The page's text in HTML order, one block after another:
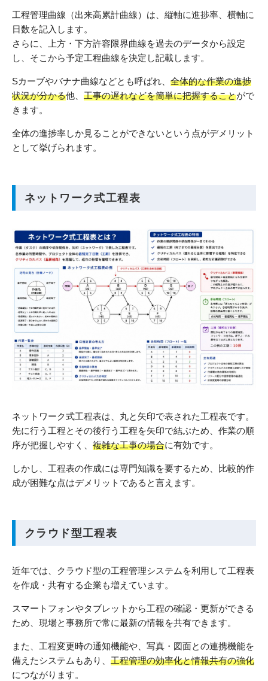
工程管理曲線（出来高累計曲線）は、縦軸に進捗率、横軸に
日数を記入します。
さらに、上方・下方許容限界曲線を過去のデータから設定
し、そこから予定工程曲線を決定し記載します。
Sカーブやバナナ曲線などとも呼ばれ、 全体的な作業の進捗
状況が分かる他、 工事の遅れなどを簡単に把握することがで
きます。
全体の進捗率しか見ることができないという点がデメリット
として挙げられます。
ネットワーク式工程表
ネットワーク式工程表は、丸と矢印で表された工程表です。
先に行う工程とその後行う工程を矢印で結ぶため、作業の順
序が把握しやすく、 複雑な工事の場合に有効です。
しかし、工程表の作成には専門知識を要するため、比較的作
成が困難な点はデメリットであると言えます。
クラウド型工程表
近年では、クラウド型の工程管理システムを利用して工程表
を作成・共有する企業も増えています。
スマートフォンやタブレットから工程の確認・更新ができる
ため、現場と事務所で常に最新の情報を共有できます。
また、工程変更時の通知機能や、写真・図面との連携機能を
備えたシステムもあり、 工程管理の効率化と情報共有の強化
につながります。